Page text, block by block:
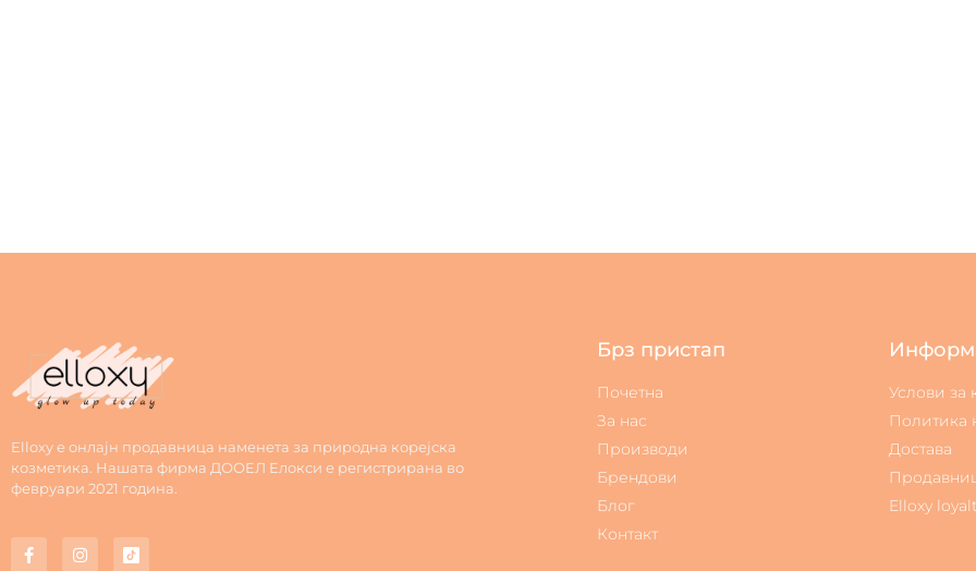
Elloxy е онлајн продавница наменета за природна корејска
козметика. Нашата фирма ДООЕЛ Елокси е регистрирана во
февруари 2021 година.
Брз пристап
Почетна
За нас
Производи
Брендови
Блог
Контакт
Услови за
Политика
Достава
Elloxy